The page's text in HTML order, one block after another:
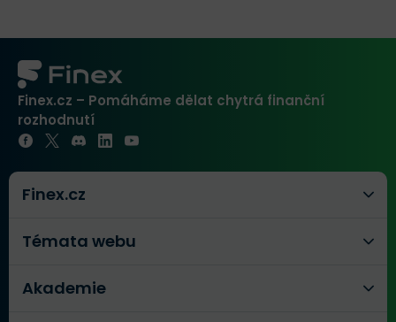
Finex.cz – Pomáháme dělat chytrá finanční
rozhodnutí
Finex.cz
Témata webu
Akademie